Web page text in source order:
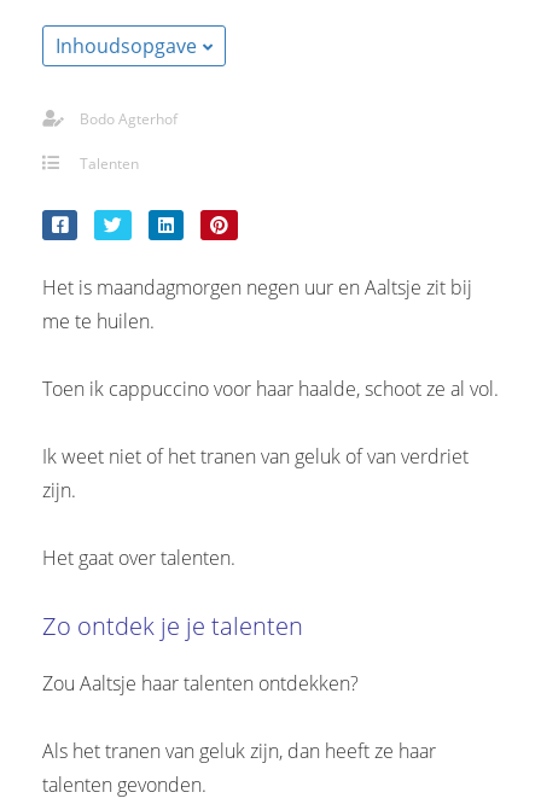
Inhoudsopgave
Bodo Agterhof
Talenten
Het is maandagmorgen negen uur en Aaltsje zit bij
me te huilen.
Toen ik cappuccino voor haar haalde, schoot ze al vol.
Ik weet niet of het tranen van geluk of van verdriet
zijn.
Het gaat over talenten.
Zo ontdek je je talenten
Zou Aaltsje haar talenten ontdekken?
Als het tranen van geluk zijn, dan heeft ze haar
talenten gevonden.
te
van
op
te
Hierdoor
van